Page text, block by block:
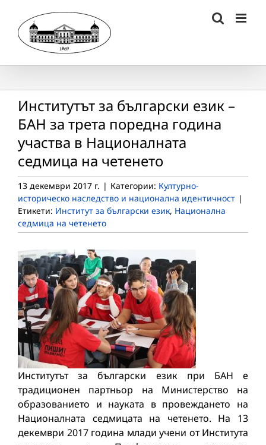
content
Институтът за български език –
БАН за трета поредна година
участва в Националната
седмица на четенето
13 декември 2017 г. | Категории: Културно-
историческо наследство и национална идентичност |
Етикети: Институт за български език, Национална
седмица на четенето
Институтът за български език при БАН е
традиционен партньор на Министерство на
образованието и науката в провеждането на
Националната седмицата на четенето. На 13
декември 2017 година млади учени от Института